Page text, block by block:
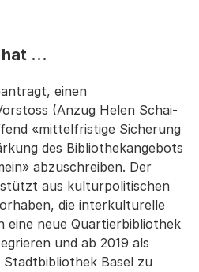
hat …
einen
(Anzug Helen Schai-
«mittelfristige Sicherung
des Bibliothekangebots
abzuschreiben. Der
aus kulturpolitischen
die interkulturelle
eine neue Quartierbibliothek
und ab 2019 als
Stadtbibliothek Basel zu